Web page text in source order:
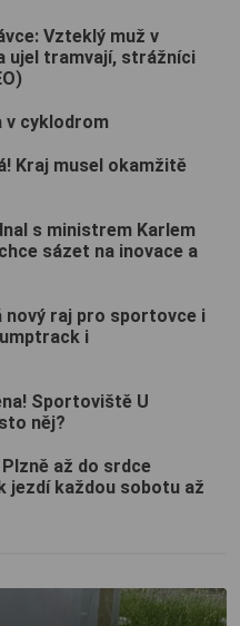
Vzteklý muž v
ujel tramvají, strážníci
v cyklodrom
Kraj musel okamžitě
s ministrem Karlem
sázet na inovace a
nový raj pro sportovce i
i
Sportoviště U
něj?
až do srdce
jezdí každou sobotu až